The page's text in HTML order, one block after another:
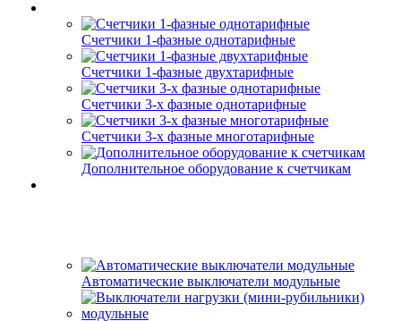
Счетчики 1-фазные однотарифные
Счетчики 1-фазные двухтарифные
Счетчики 3-х фазные однотарифные
Счетчики 3-х фазные многотарифные
Дополнительное оборудование к счетчикам
Автоматические выключатели модульные